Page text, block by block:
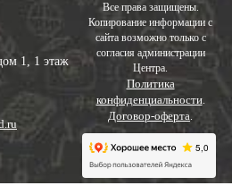
1, 1 этаж
Все права защищены.
Копирование информации с
сайта возможно только с
согласия администрации
Центра.
Политика
конфиденциальности.
Договор-оферта.